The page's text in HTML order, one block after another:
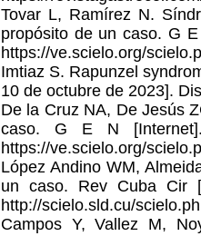
Tovar L, Ramírez N.
propósito de un caso. G
https://ve.scielo.org/
Imtiaz S. Rapunzel
10 de octubre de 2023].
De la Cruz NA, De Jesús
caso. G E N
https://ve.scielo.org/
López Andino WM,
un caso. Rev Cuba Cir
http://scielo.sld.cu/
Campos Y, Vallez M,